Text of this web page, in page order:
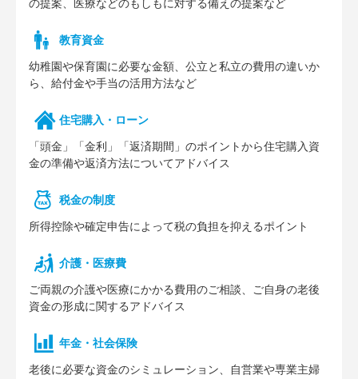
の提案、医療などのもしもに対する備えの提案など
教育資金
幼稚園や保育園に必要な⾦額、公⽴と私⽴の費⽤の違いか
ら、給付⾦や⼿当の活⽤⽅法など
住宅購⼊・ローン
「頭⾦」「⾦利」「返済期間」のポイントから住宅購⼊資
⾦の準備や返済⽅法についてアドバイス
税⾦の制度
所得控除や確定申告によって税の負担を抑えるポイント
介護・医療費
ご両親の介護や医療にかかる費⽤のご相談、ご⾃⾝の⽼後
資⾦の形成に関するアドバイス
年⾦・社会保険
⽼後に必要な資⾦のシミュレーション、⾃営業や専業主婦